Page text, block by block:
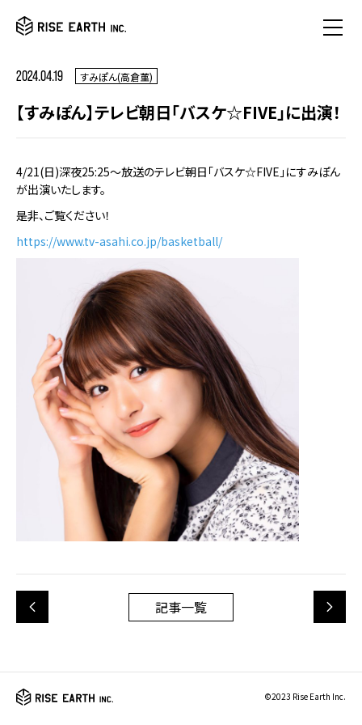
2024.04.19 すみぽん(高倉菫)
【すみぽん】テレビ朝日「バスケ☆FIVE」に出演！
4/21(日)深夜25:25〜放送のテレビ朝日「バスケ☆FIVE」にすみぽん
が出演いたします。
是非、ご覧ください！
https://www.tv-asahi.co.jp/basketball/
記事一覧
©2023 Rise Earth Inc.